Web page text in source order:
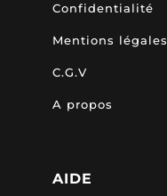
Confidentialité
Mentions légales
C.G.V
A propos
AIDE